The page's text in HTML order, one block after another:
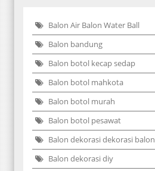
Balon Air Balon Water Ball
Balon bandung
Balon botol kecap sedap
Balon botol mahkota
Balon botol murah
Balon botol pesawat
Balon dekorasi dekorasi balon
Balon dekorasi diy